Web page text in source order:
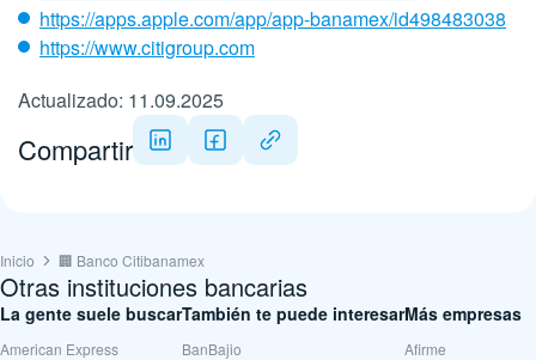
https://apps.apple.com/app/app-banamex/id498483038
https://www.citigroup.com
Actualizado: 11.09.2025
Compartir
Inicio 🏢 Banco Citibanamex
Otras instituciones bancarias
La gente suele buscar
American Express
También te puede interesar
BanBajio
Más empresas
Afirme